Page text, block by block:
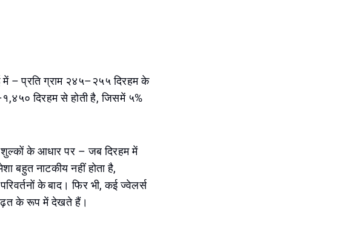
– प्रति ग्राम २४५–२५५ दिरहम के
दिरहम से होती है, जिसमें ५%
शुल्कों के आधार पर – जब दिरहम में
बहुत नाटकीय नहीं होता है,
के बाद। फिर भी, कई ज्वेलर्स
बढ़त के रूप में देखते हैं।